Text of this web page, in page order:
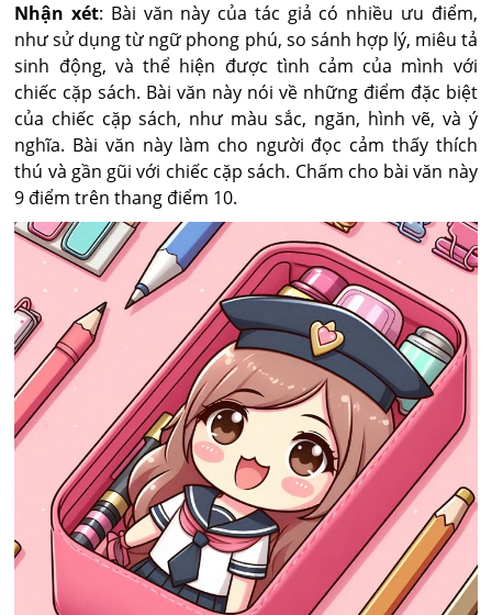
Nhận xét: Bài văn này của tác giả có nhiều ưu điểm,
như sử dụng từ ngữ phong phú, so sánh hợp lý, miêu tả
sinh động, và thể hiện được tình cảm của mình với
chiếc cặp sách. Bài văn này nói về những điểm đặc biệt
của chiếc cặp sách, như màu sắc, ngăn, hình vẽ, và ý
nghĩa. Bài văn này làm cho người đọc cảm thấy thích
thú và gần gũi với chiếc cặp sách. Chấm cho bài văn này
9 điểm trên thang điểm 10.